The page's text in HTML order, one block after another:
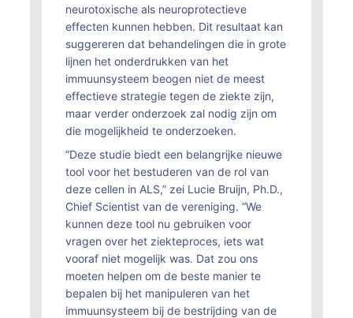
neurotoxische als neuroprotectieve
effecten kunnen hebben. Dit resultaat kan
suggereren dat behandelingen die in grote
lijnen het onderdrukken van het
immuunsysteem beogen niet de meest
effectieve strategie tegen de ziekte zijn,
maar verder onderzoek zal nodig zijn om
die mogelijkheid te onderzoeken.
“Deze studie biedt een belangrijke nieuwe
tool voor het bestuderen van de rol van
deze cellen in ALS,” zei Lucie Bruijn, Ph.D.,
Chief Scientist van de vereniging. “We
kunnen deze tool nu gebruiken voor
vragen over het ziekteproces, iets wat
vooraf niet mogelijk was. Dat zou ons
moeten helpen om de beste manier te
bepalen bij het manipuleren van het
immuunsysteem bij de bestrijding van de